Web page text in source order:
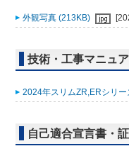
外観写真 (213KB)
技術・工事マニュ
2024年スリムZR,ERシリ
自己適合宣言書・